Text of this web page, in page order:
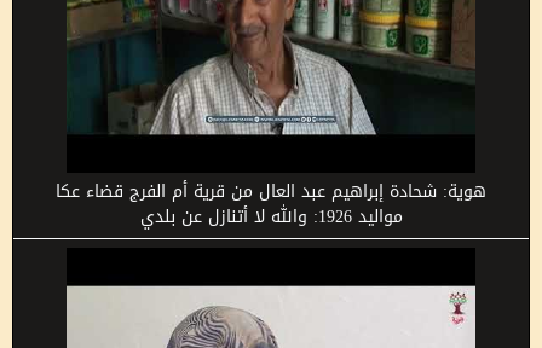
هوية: شحادة إبراهيم عبد العال من قرية أم الفرج قضاء عكا
مواليد 1926: والله لا أتنازل عن بلدي